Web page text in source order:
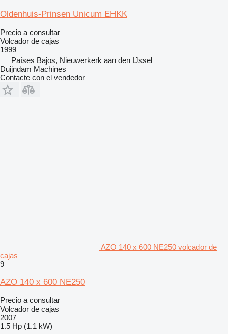
Oldenhuis-Prinsen Unicum EHKK
Precio a consultar
Volcador de cajas
1999
Países Bajos, Nieuwerkerk aan den IJssel
Duijndam Machines
Contacte con el vendedor
AZO 140 x 600 NE250 volcador de
cajas
9
AZO 140 x 600 NE250
Precio a consultar
Volcador de cajas
2007
1.5 Hp (1.1 kW)